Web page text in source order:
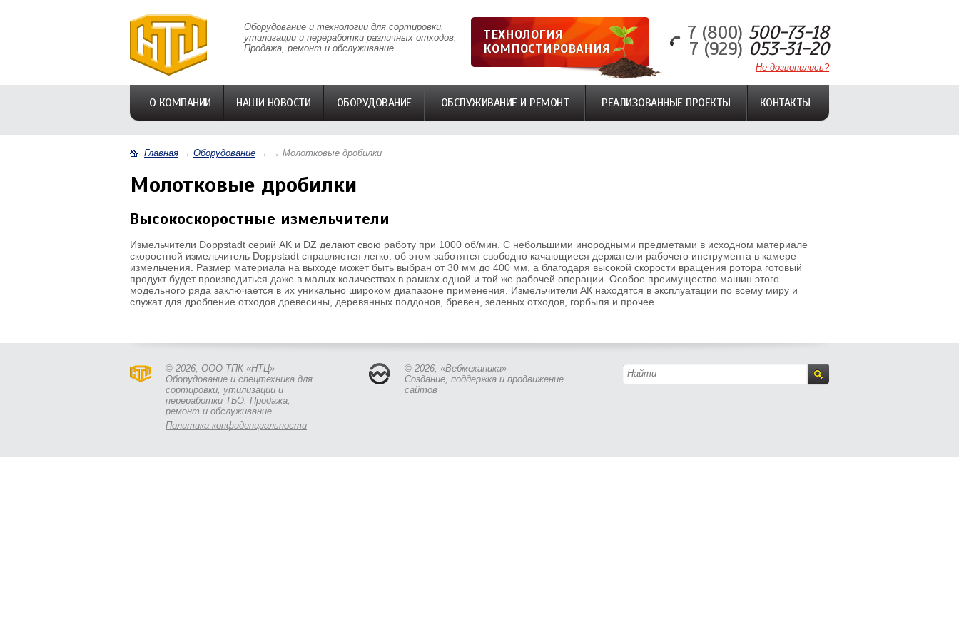
Оборудование и технологии для сортировки,
утилизации и переработки различных отходов.
Продажа, ремонт и обслуживание
ТЕХНОЛОГИЯ
КОМПОСТИРОВАНИЯ
7 (800) 500-73-18
7 (929) 053-31-20
Не дозвонились?
О КОМПАНИИ НАШИ НОВОСТИ ОБОРУДОВАНИЕ ОБСЛУЖИВАНИЕ И РЕМОНТ РЕАЛИЗОВАННЫЕ ПРОЕКТЫ КОНТАКТЫ
Главная → Оборудование → → Молотковые дробилки
Молотковые дробилки
Высокоскоростные измельчители
Измельчители Doppstadt серий AK и DZ делают свою работу при 1000 об/мин. С небольшими инородными предметами в исходном материале
скоростной измельчитель Doppstadt справляется легко: об этом заботятся свободно качающиеся держатели рабочего инструмента в камере
измельчения. Размер материала на выходе может быть выбран от 30 мм до 400 мм, а благодаря высокой скорости вращения ротора готовый
продукт будет производиться даже в малых количествах в рамках одной и той же рабочей операции. Особое преимущество машин этого
модельного ряда заключается в их уникально широком диапазоне применения. Измельчители АК находятся в эксплуатации по всему миру и
служат для дробление отходов древесины, деревянных поддонов, бревен, зеленых отходов, горбыля и прочее.
© 2026, ООО ТПК «НТЦ»
Оборудование и спецтехника для
сортировки, утилизации и
переработки ТБО. Продажа,
ремонт и обслуживание.
Политика конфиденциальности
© 2026, «Вебмеханика»
Создание, поддержка и продвижение
сайтов